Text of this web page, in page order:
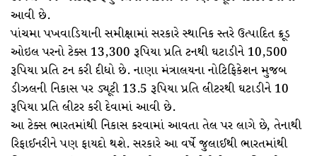
આવી છે.
પાંચમા પખવાડિયાની સમીક્ષામાં સરકારે સ્થાનિક સ્તરે ઉત્પાદિત ક્રૂડ
ઓઇલ પરનો ટેક્સ 13,300 રૂપિયા પ્રતિ ટનથી ઘટાડીને 10,500
રૂપિયા પ્રતિ ટન કરી દીધો છે. નાણા મંત્રાલયના નોટિફિકેશન મુજબ
ડીઝલની નિકાસ પર ડ્યૂટી 13.5 રૂપિયા પ્રતિ લીટરથી ઘટાડીને 10
રૂપિયા પ્રતિ લીટર કરી દેવામાં આવી છે.
આ ટેક્સ ભારતમાંથી નિકાસ કરવામાં આવતા તેલ પર લાગે છે, તેનાથી
રિફાઈનરીને પણ ફાયદો થશે. સરકારે આ વર્ષે જુલાઈથી ભારતમાંથી